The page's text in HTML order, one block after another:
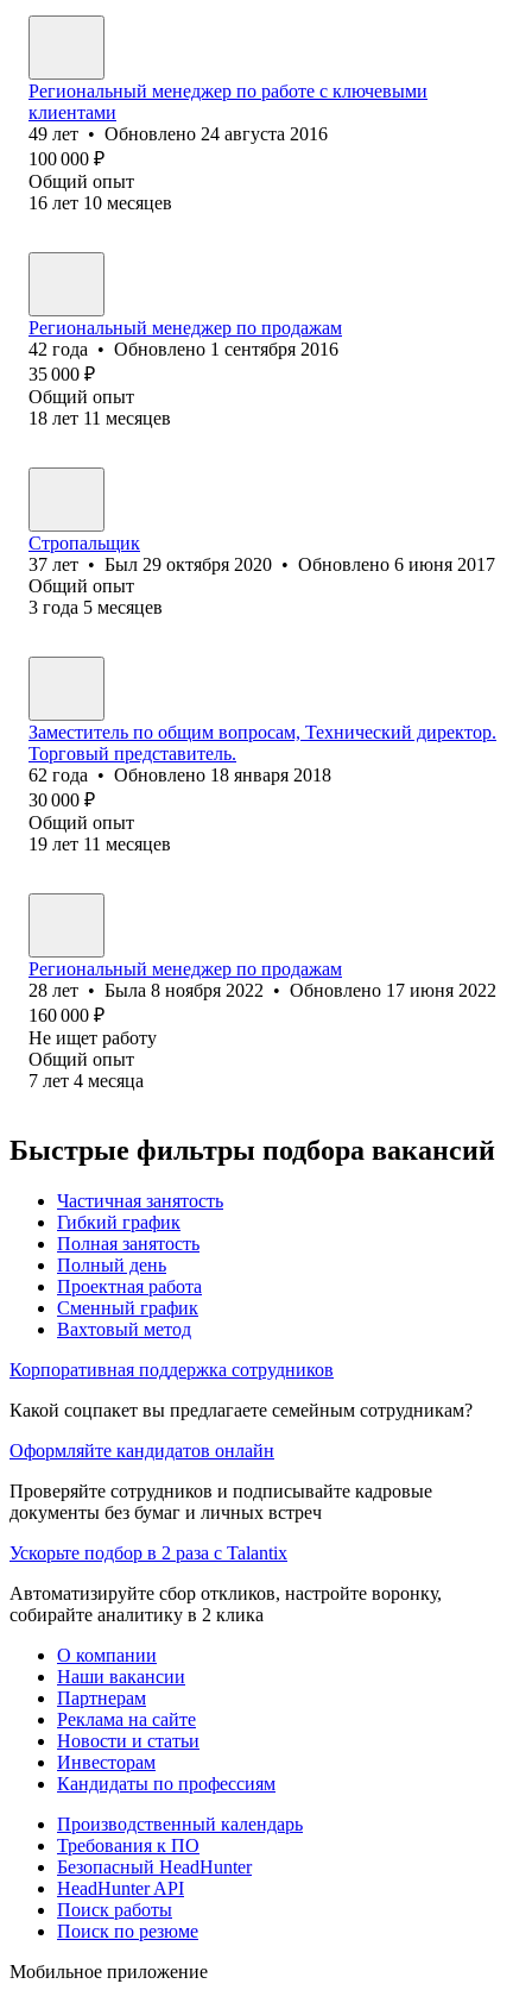
Региональный менеджер по работе с ключевыми
клиентами
49 лет • Обновлено 24 августа 2016
100 000 ₽
Общий опыт
16 лет 10 месяцев
Региональный менеджер по продажам
42 года • Обновлено 1 сентября 2016
35 000 ₽
Общий опыт
18 лет 11 месяцев
Стропальщик
37 лет • Был 29 октября 2020 • Обновлено 6 июня 2017
Общий опыт
3 года 5 месяцев
Заместитель по общим вопросам, Технический директор.
Торговый представитель.
62 года • Обновлено 18 января 2018
30 000 ₽
Общий опыт
19 лет 11 месяцев
Региональный менеджер по продажам
28 лет • Была 8 ноября 2022 • Обновлено 17 июня 2022
160 000 ₽
Не ищет работу
Общий опыт
7 лет 4 месяца
Быстрые фильтры подбора вакансий
Частичная занятость
Гибкий график
Полная занятость
Полный день
Проектная работа
Сменный график
Вахтовый метод
Корпоративная поддержка сотрудников
Какой соцпакет вы предлагаете семейным сотрудникам?
Оформляйте кандидатов онлайн
Проверяйте сотрудников и подписывайте кадровые
документы без бумаг и личных встреч
Ускорьте подбор в 2 раза с Talantix
Автоматизируйте сбор откликов, настройте воронку,
собирайте аналитику в 2 клика
О компании
Наши вакансии
Партнерам
Реклама на сайте
Новости и статьи
Инвесторам
Кандидаты по профессиям
Производственный календарь
Требования к ПО
Безопасный HeadHunter
HeadHunter API
Поиск работы
Поиск по резюме
Мобильное приложение